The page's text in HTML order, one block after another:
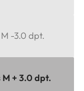
-3.0 dpt.
+ 3.0 dpt.